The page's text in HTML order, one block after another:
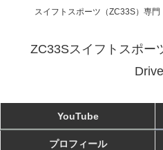
スイフトスポーツ（ZC33S）専
ZC33Sスイフトスポー
Drive
YouTube
プロフィール